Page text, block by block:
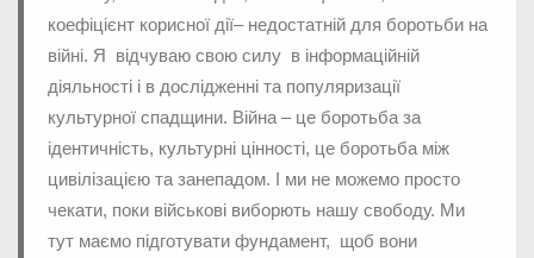
коефіцієнт корисної дії– недостатній для боротьби на
війні. Я відчуваю свою силу в інформаційній
діяльності і в дослідженні та популяризації
культурної спадщини. Війна – це боротьба за
ідентичність, культурні цінності, це боротьба між
цивілізацією та занепадом. І ми не можемо просто
чекати, поки військові виборють нашу свободу. Ми
тут маємо підготувати фундамент, щоб вони